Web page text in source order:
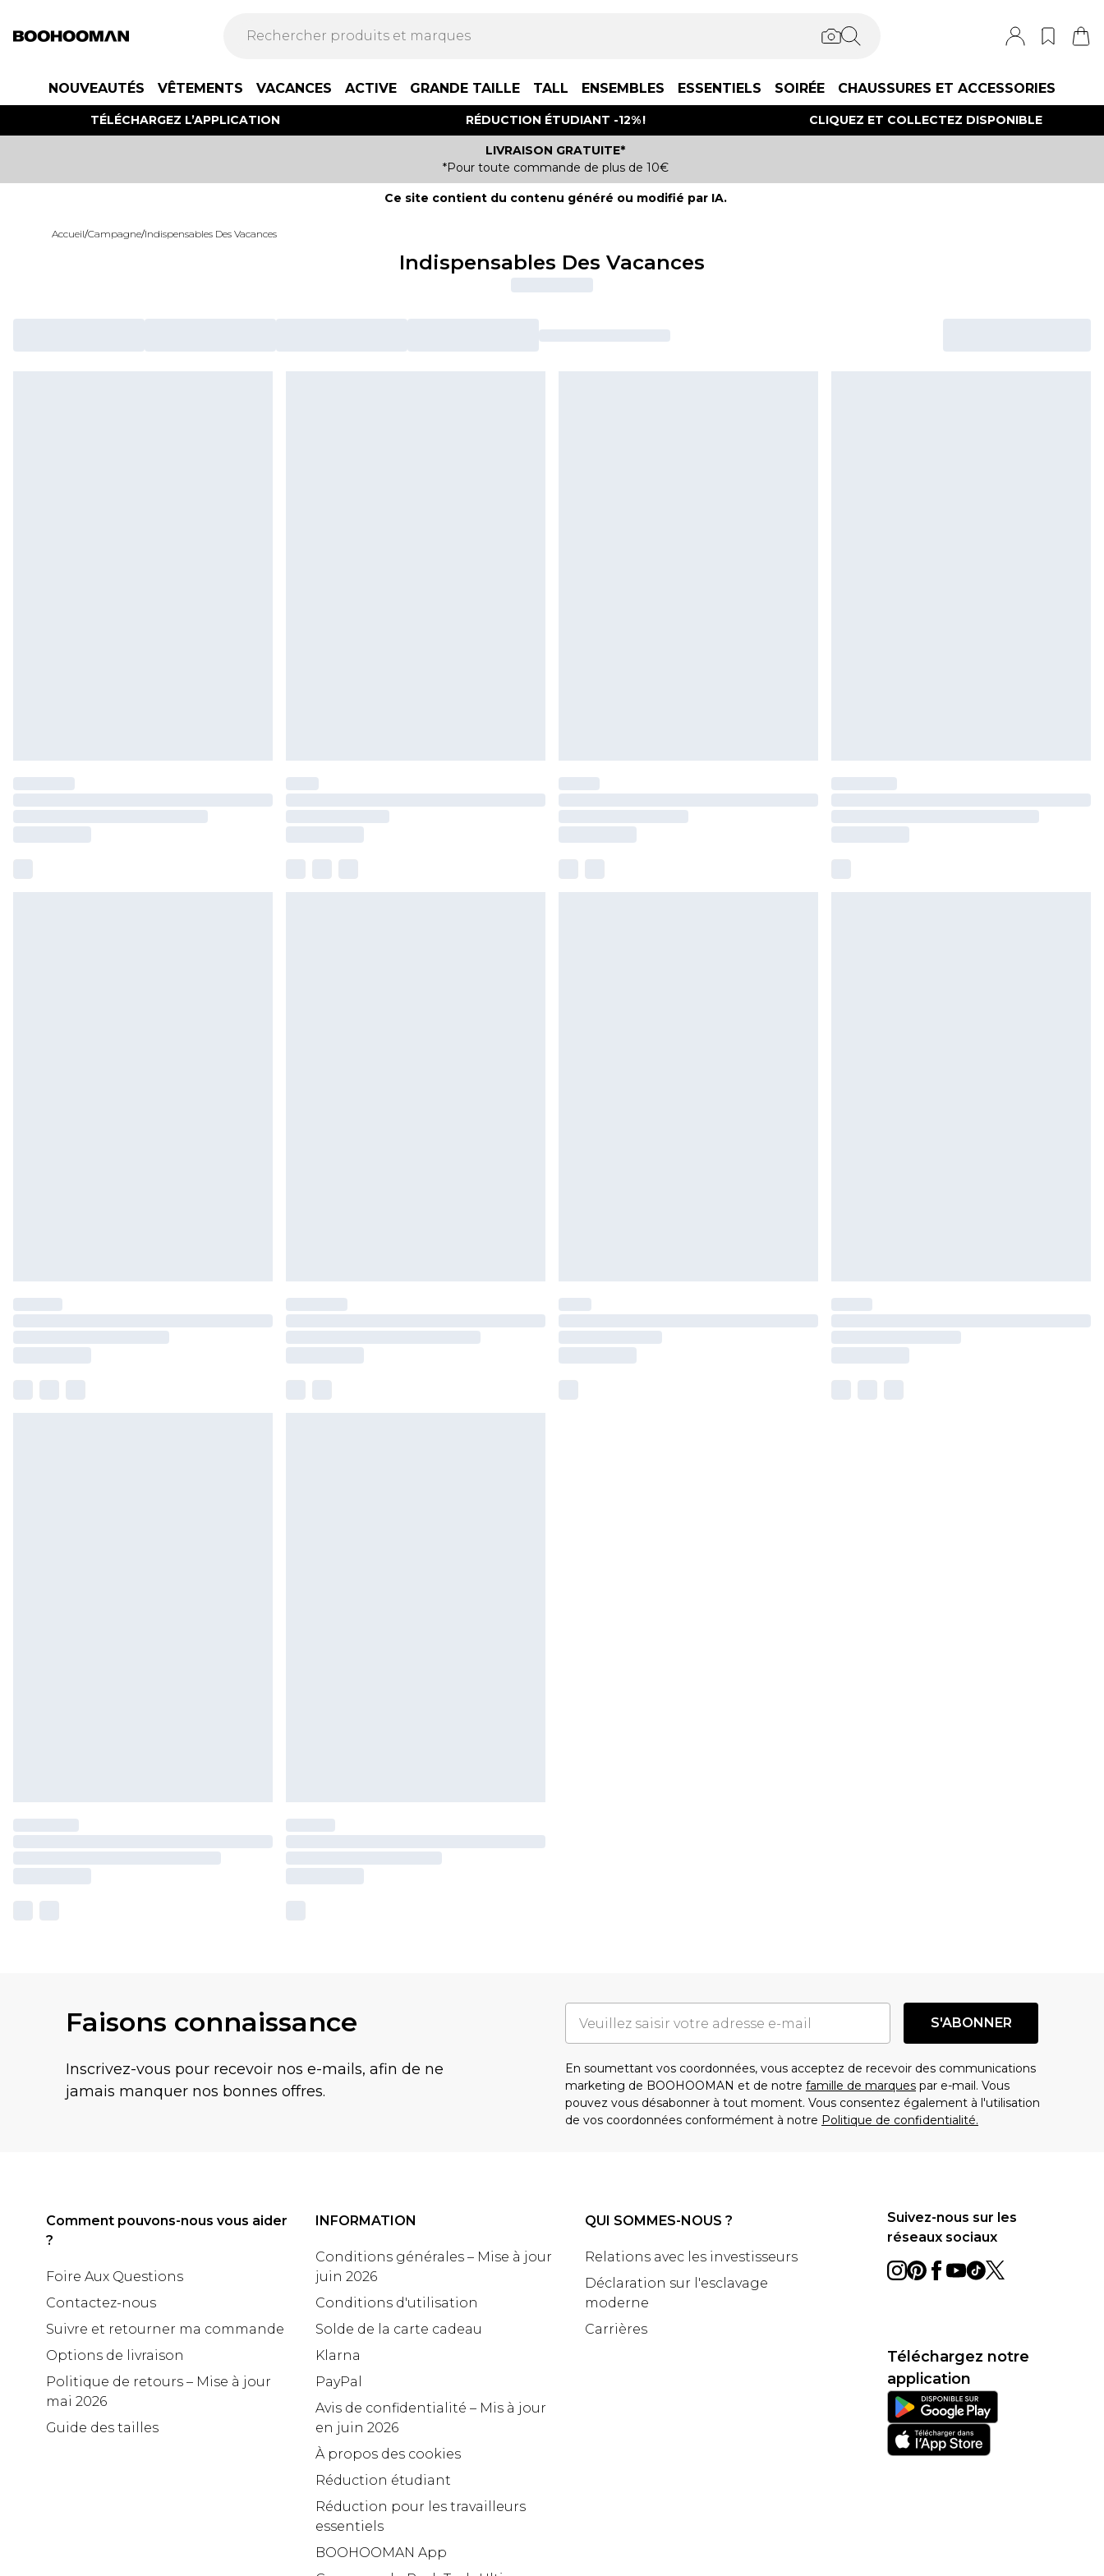
NOUVEAUTÉS VÊTEMENTS VACANCES ACTIVE GRANDE TAILLE TALL ENSEMBLES ESSENTIELS SOIRÉE CHAUSSURES ET ACCESSORIES
TÉLÉCHARGEZ L’APPLICATION RÉDUCTION ÉTUDIANT -12% ! CLIQUEZ ET COLLECTEZ DISPONIBLE
LIVRAISON GRATUITE*
*Pour toute commande de plus de 10€
Ce site contient du contenu généré ou modifié par IA.
Accueil/Campagne/Indispensables Des Vacances
Indispensables Des Vacances
Faisons connaissance
Inscrivez-vous pour recevoir nos e-mails, afin de ne
jamais manquer nos bonnes offres.
S'ABONNER
En soumettant vos coordonnées, vous acceptez de recevoir des communications
marketing de BOOHOOMAN et de notre famille de marques par e-mail. Vous
pouvez vous désabonner à tout moment. Vous consentez également à l'utilisation
de vos coordonnées conformément à notre Politique de confidentialité.
Comment pouvons-nous vous aider
?
Foire Aux Questions
Contactez-nous
Suivre et retourner ma commande
Options de livraison
Politique de retours – Mise à jour
mai 2026
Guide des tailles
INFORMATION
Conditions générales – Mise à jour
juin 2026
Conditions d'utilisation
Solde de la carte cadeau
Klarna
PayPal
Avis de confidentialité – Mis à jour
en juin 2026
À propos des cookies
Réduction étudiant
Réduction pour les travailleurs
essentiels
BOOHOOMAN App
QUI SOMMES-NOUS ?
Relations avec les investisseurs
Déclaration sur l'esclavage
moderne
Carrières
Suivez-nous sur les
réseaux sociaux
Téléchargez notre
application